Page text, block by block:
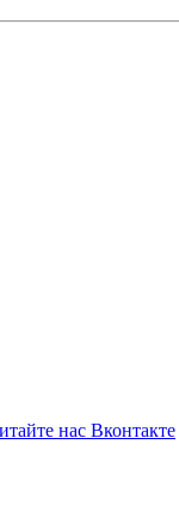
нас Вконтакте